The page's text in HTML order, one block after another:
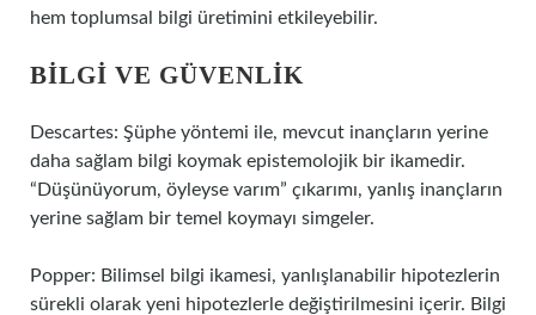
hem toplumsal bilgi üretimini etkileyebilir.
BILGI VE GÜVENLIK
Descartes: Şüphe yöntemi ile, mevcut inançların yerine
daha sağlam bilgi koymak epistemolojik bir ikamedir.
“Düşünüyorum, öyleyse varım” çıkarımı, yanlış inançların
yerine sağlam bir temel koymayı simgeler.
Popper: Bilimsel bilgi ikamesi, yanlışlanabilir hipotezlerin
sürekli olarak yeni hipotezlerle değiştirilmesini içerir. Bilgi